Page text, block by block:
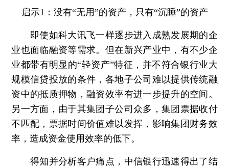
启示1：没有“无用”的资产，只有“沉睡”的资产
即使如科大讯飞一样逐步进入成熟发展期的企
业也面临融资等需求。但在新兴产业中，有不少企
业都带有明显的“轻资产”特征，并不符合银行业大
规模信贷投放的条件，各地子公司难以提供传统融
资中的抵质押物，融资效率有进一步提升的空间。
另一方面，由于其集团子公司众多，集团票据收付
不匹配，票据时间价值难以发挥，影响集团财务效
率，造成资金使用效率的低下。
得知并分析客户痛点，中信银行迅速得出了结